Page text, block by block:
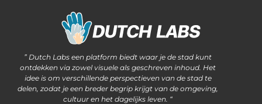
” Dutch Labs een platform biedt waar je de stad kunt
ontdekken via zowel visuele als geschreven inhoud. Het
idee is om verschillende perspectieven van de stad te
delen, zodat je een breder begrip krijgt van de omgeving,
cultuur en het dagelijks leven. “